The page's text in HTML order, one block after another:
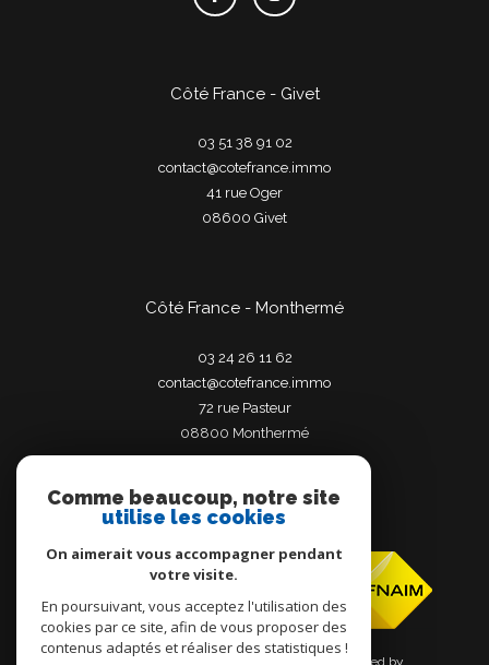
Côté France - Givet
03 51 38 91 02
contact@cotefrance.immo
41 rue Oger
08600
givet
Côté France - Monthermé
03 24 26 11 62
contact@cotefrance.immo
72 rue Pasteur
08800
monthermé
Adhérents
© 2026 | Tous droits réservés | Traduction powered by
Comme beaucoup, notre site
utilise les cookies
On aimerait vous accompagner pendant
votre visite.
En poursuivant, vous acceptez l'utilisation des
cookies par ce site, afin de vous proposer des
contenus adaptés et réaliser des statistiques !